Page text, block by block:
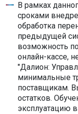
В рамках
сроками
обработка
предыдущей
возможность
онлайн-кассе,
"Далион:
минимальные
поставщикам.
остатков.
эксплуатацию